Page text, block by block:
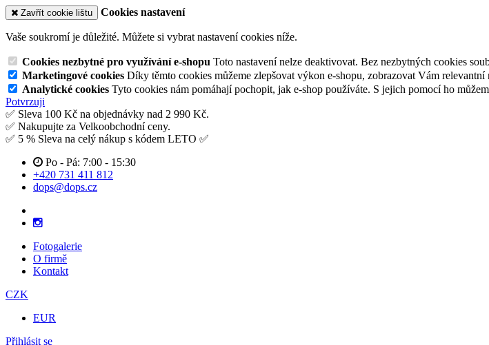
Zavřít cookie lištu Cookies nastavení
Vaše soukromí je důležité. Můžete si vybrat nastavení cookies níže.
Cookies nezbytné pro využívání e-shopu Toto nastavení nelze deaktivovat. Bez nezbytných cookies
Marketingové cookies Díky těmto cookies můžeme zlepšovat výkon e-shopu, zobrazovat Vám
Analytické cookies Tyto cookies nám pomáhají pochopit, jak e-shop používáte. S jejich pomocí ho
Potvrzuji
✅ Sleva 100 Kč na objednávky nad 2 990 Kč.
✅ Nakupujte za Velkoobchodní ceny.
✅ 5 % Sleva na celý nákup s kódem LETO ✅
Po - Pá: 7:00 - 15:30
+420 731 411 812
dops@dops.cz
Fotogalerie
O firmě
Kontakt
CZK
EUR
Přihlásit se